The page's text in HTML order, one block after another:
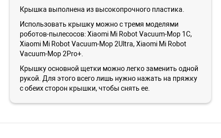
Крышка выполнена из высокопрочного пластика.
Использовать крышку можно с тремя моделями
роботов-пылесосов: Xiaomi Mi Robot Vacuum-Mop 1С,
Xiaomi Mi Robot Vacuum-Mop 2Ultra, Xiaomi Mi Robot
Vacuum-Mop 2Pro+.
Крышку основной щетки можно легко заменить одной
рукой. Для этого всего лишь нужно нажать на пряжку
с обеих сторон крышки, чтобы снять ее.